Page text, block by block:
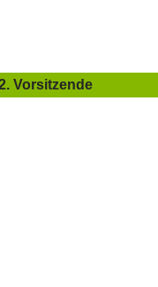
Vorsitzende